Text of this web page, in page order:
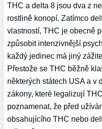
THC a delta 8 jsou dva z
rostlině konopí. Zatímco
vlastností, THC je obecně
způsobit intenzivnější
každý jedinec má jiný
Přestože se THC běžně
některých státech USA a v
zákony, které legalizují
poznamenat, že před
obsahujícího THC nebo